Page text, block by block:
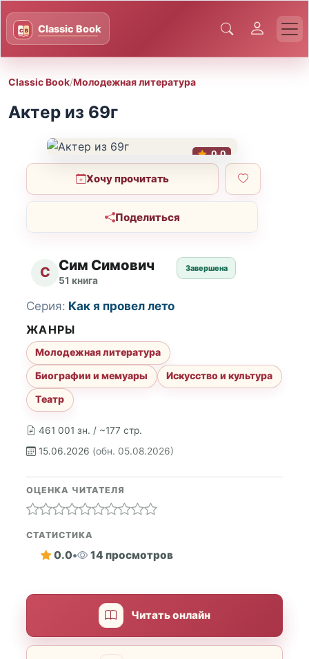
Classic Book/Молодежная литература
Актер из 69г
0.0
Хочу прочитать
Поделиться
С Сим Симович
51 книга
Завершена
461 001 зн. / ~177 стр.
15.06.2026 (обн. 05.08.2026)
Серия: Как я провел лето
ЖАНРЫ
Молодежная литература
Биографии и мемуары
Искусство и культура
Театр
ОЦЕНКА ЧИТАТЕЛЯ
СТАТИСТИКА
0.0• 14 просмотров
Читать онлайн